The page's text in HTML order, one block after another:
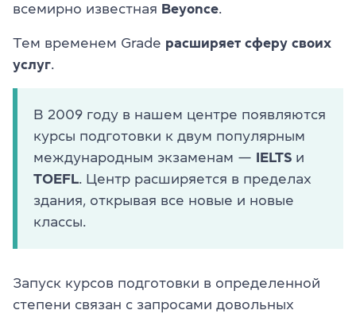
всемирно известная Beyonce
Тем временем Grade расширяет сферу своих
услуг
В 2009 году в нашем центре появляются
курсы подготовки к двум популярным
международным экзаменам — IELTS и
TOEFL . Центр расширяется в пределах
здания, открывая все новые и новые
классы.
Запуск курсов подготовки в определенной
степени связан с запросами довольных